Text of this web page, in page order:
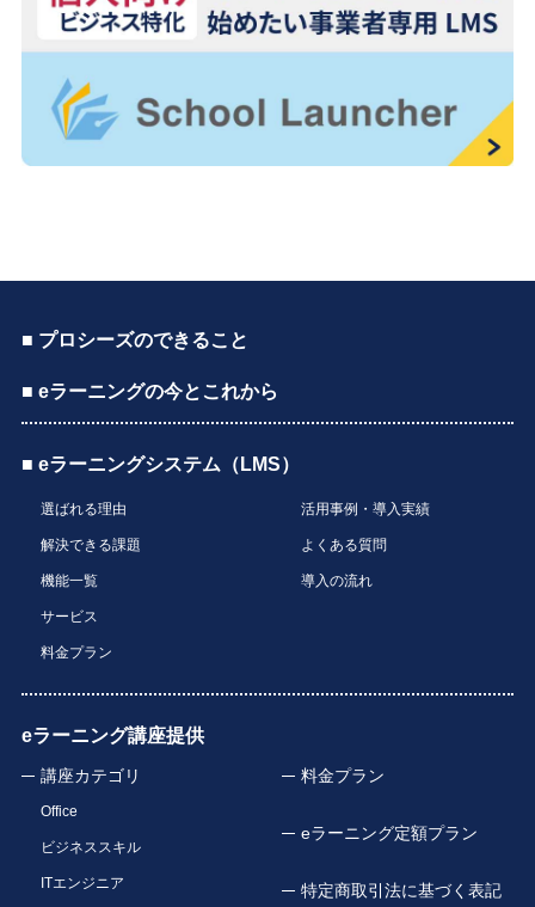
■ プロシーズのできること
■ eラーニングの今とこれから
■ eラーニングシステム（LMS）
選ばれる理由
解決できる課題
機能一覧
サービス
料金プラン
活用事例・導入実績
よくある質問
導入の流れ
eラーニング講座提供
講座カテゴリ
Office
ビジネススキル
ITエンジニア
料金プラン
eラーニング定額プラン
特定商取引法に基づく表記